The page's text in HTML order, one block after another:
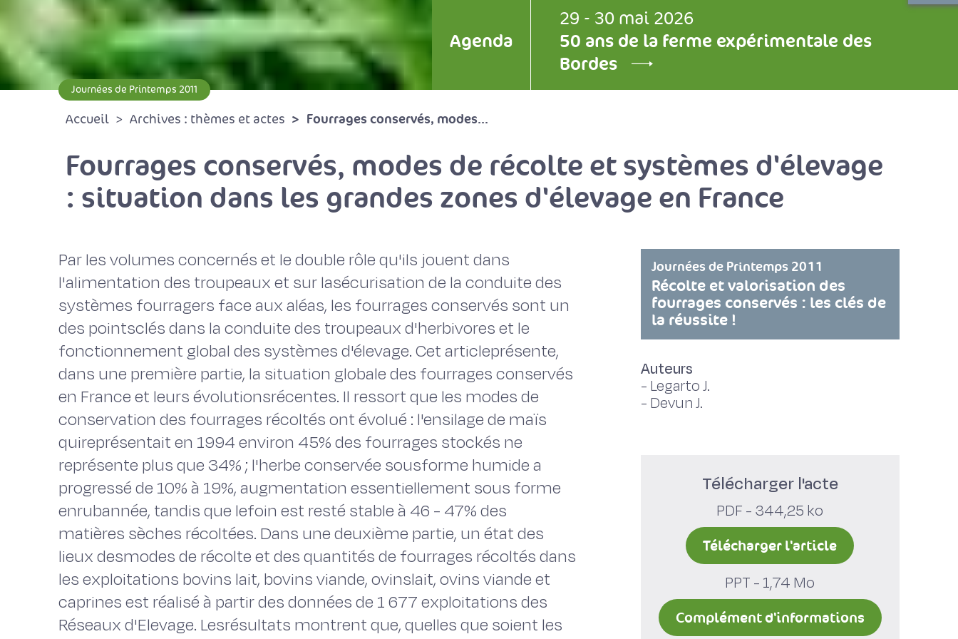
Agenda
29 - 30 mai 2026
50 ans de la ferme expérimentale des
Bordes
Journées de Printemps 2011
Accueil Archives : thèmes et actes Fourrages conservés, modes...
Fourrages conservés, modes de récolte et systèmes d'élevage
: situation dans les grandes zones d'élevage en France
Par les volumes concernés et le double rôle qu'ils jouent dans
l'alimentation des troupeaux et sur lasécurisation de la conduite des
systèmes fourragers face aux aléas, les fourrages conservés sont un
des pointsclés dans la conduite des troupeaux d'herbivores et le
fonctionnement global des systèmes d'élevage. Cet articleprésente,
dans une première partie, la situation globale des fourrages conservés
en France et leurs évolutionsrécentes. Il ressort que les modes de
conservation des fourrages récoltés ont évolué : l'ensilage de maïs
quireprésentait en 1994 environ 45% des fourrages stockés ne
représente plus que 34% ; l'herbe conservée sousforme humide a
progressé de 10% à 19%, augmentation essentiellement sous forme
enrubannée, tandis que lefoin est resté stable à 46 - 47% des
matières sèches récoltées. Dans une deuxième partie, un état des
lieux desmodes de récolte et des quantités de fourrages récoltés dans
les exploitations bovins lait, bovins viande, ovinslait, ovins viande et
caprines est réalisé à partir des données de 1 677 exploitations des
Réseaux d'Elevage. Lesrésultats montrent que, quelles que soient les
Journées de Printemps 2011
Récolte et valorisation des
fourrages conservés : les clés de
la réussite !
Auteurs
- Legarto J.
- Devun J.
Télécharger l'acte
PDF - 344,25 ko
Télécharger l'article
PPT - 1,74 Mo
Complément d'informations